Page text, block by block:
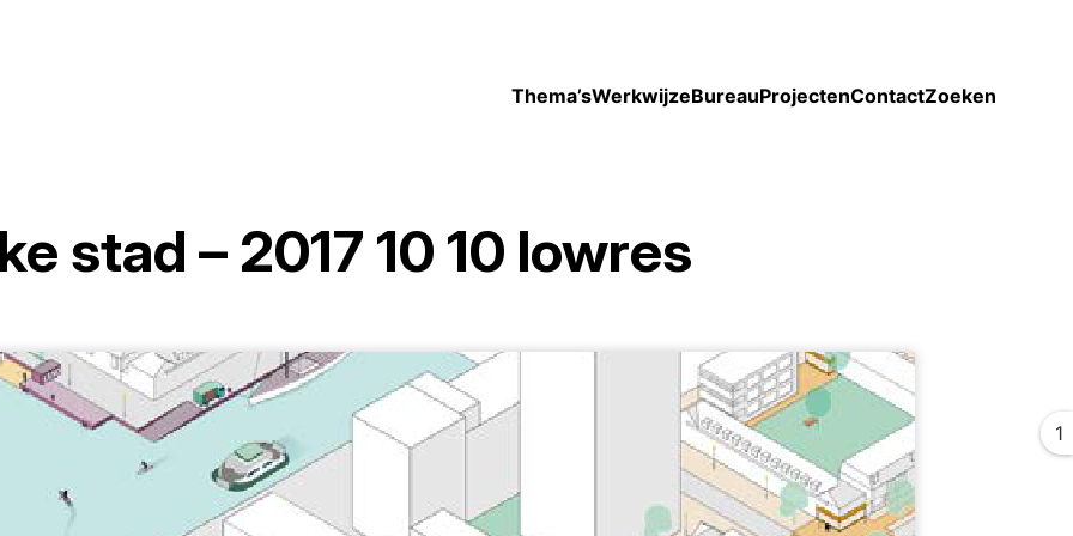
Thema’sWerkwijzeBureauProjectenContactZoeken
stad – 2017 10 10 lowres
1